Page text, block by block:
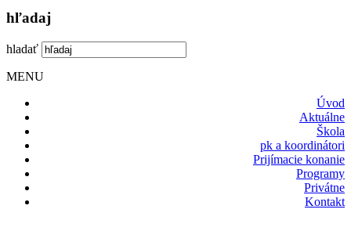
hľadaj
hladať
MENU
Úvod
Aktuálne
Škola
pk a koordinátori
Prijímacie konanie
Programy
Privátne
Kontakt